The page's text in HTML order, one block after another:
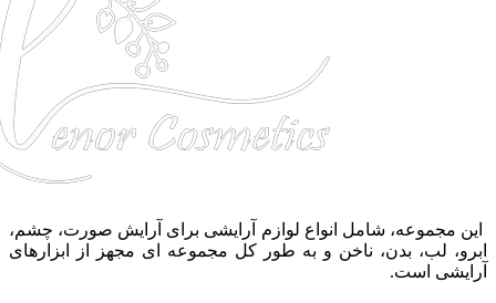
این مجموعه، شامل انواع لوازم آرایشی برای آرایش صورت، چشم،
ابرو، لب، بدن، ناخن و به طور کل مجموعه ای مجهز از ابزارهای
آرایشی است.